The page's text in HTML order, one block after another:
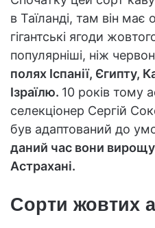
в Таїланді, там він
гігантські ягоди
популярніші, ніж
полях Іспанії, Єгипту,
Ізраїлю. 10 років тому
селекціонер Сергій
був адаптований до
даний час вони
Астрахані.
Сорти жовтих